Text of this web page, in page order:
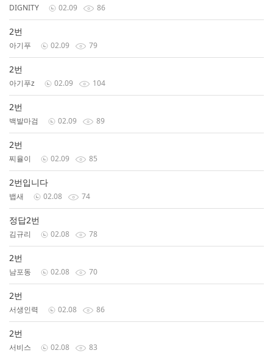
DIGNITY 02.09 86
2번
아기푸 02.09 79
2번
아기푸z 02.09 104
2번
백발마검 02.09 89
2번
찌율이 02.09 85
2번입니다
뱁새 02.08 74
정답2번
김규리 02.08 78
2번
남포동 02.08 70
2번
서생인력 02.08 86
2번
서비스 02.08 83